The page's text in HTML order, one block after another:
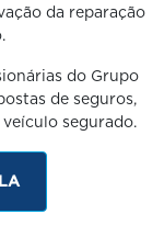
da reparação
do Grupo
de seguros,
segurado.